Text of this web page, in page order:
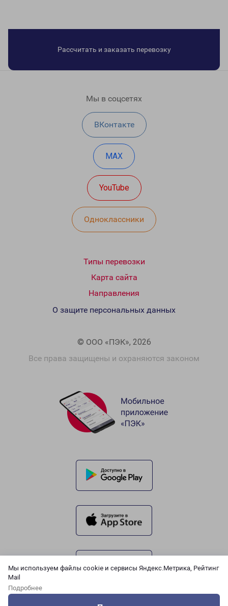
Мы используем файлы cookie и сервисы Яндекс.Метрика, Рейтинг
Mail
Подробнее
Рассчитать и заказать перевозку
Мы в соцсетях
ВКонтакте
MAX
YouTube
Одноклассники
Типы перевозки
Карта сайта
Направления
© ООО «ПЭК», 2026
Все права защищены и охраняются законом
О защите персональных данных